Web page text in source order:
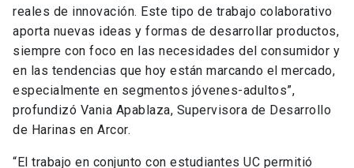
reales de innovación. Este tipo de trabajo colaborativo
aporta nuevas ideas y formas de desarrollar productos,
siempre con foco en las necesidades del consumidor y
en las tendencias que hoy están marcando el mercado,
especialmente en segmentos jóvenes-adultos”,
profundizó Vania Apablaza, Supervisora de Desarrollo
de Harinas en Arcor.
“El trabajo en conjunto con estudiantes UC permitió